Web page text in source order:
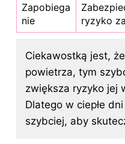
Zapobiega
nie
ryzyko
Ciekawostką jest,
powietrza, tym
zwiększa ryzyko jej
Dlatego w ciepłe
szybciej, aby